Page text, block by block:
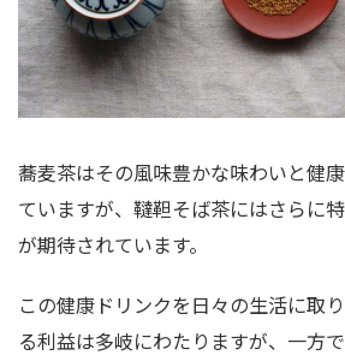
蕎麦茶はその風味豊かな味わいと健
ていますが、韃靼そば茶にはさらに
が期待されています。
この健康ドリンクを日々の生活に取
る利益は多岐にわたりますが、一方